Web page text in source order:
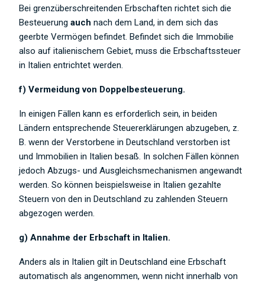
Bei grenzüberschreitenden Erbschaften richtet sich die
Besteuerungauch nach dem Land, in dem sich das
geerbte Vermögen befindet. Befindet sich die Immobilie
also auf italienischem Gebiet, muss die Erbschaftssteuer
in Italien entrichtet werden.
f) Vermeidung von Doppelbesteuerung.
In einigen Fällen kann es erforderlich sein, in beiden
Ländern entsprechende Steuererklärungen abzugeben, z.
B. wenn der Verstorbene in Deutschland verstorben ist
und Immobilien in Italien besaß. In solchen Fällen können
jedoch Abzugs- und Ausgleichsmechanismen angewandt
werden. So können beispielsweise in Italien gezahlte
Steuern von den in Deutschland zu zahlenden Steuern
abgezogen werden.
g) Annahme der Erbschaft in Italien.
Anders als in Italien gilt in Deutschland eine Erbschaft
automatisch als angenommen, wenn nicht innerhalb von